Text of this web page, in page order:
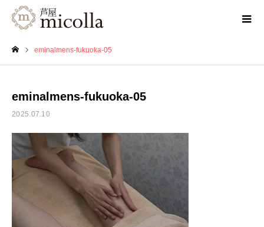
eminalmens-fukuoka-05
eminalmens-fukuoka-05
2025.07.10